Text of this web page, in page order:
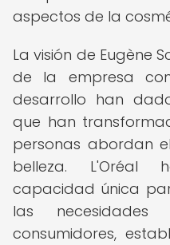
aspectos de la
La visión de Eugène
de la empresa
desarrollo han
que han
personas abordan
belleza. L'Oréal
capacidad única
las
consumidores,